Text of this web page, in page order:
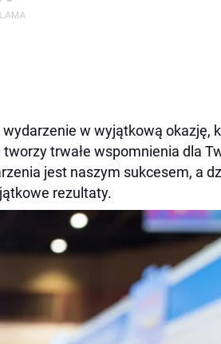
w wyjątkową okazję,
trwałe wspomnienia dla
jest naszym sukcesem, a
rezultaty.